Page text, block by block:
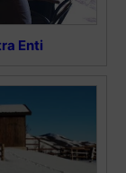
Enti